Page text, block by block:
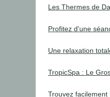
Les Thermes de
Profitez d'une
Une relaxation
TropicSpa : Le
Trouvez facilement